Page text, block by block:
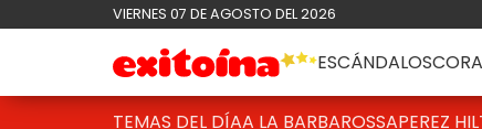
VIERNES 07 DE AGOSTO DEL 2026
ESCÁNDALOS
TEMAS DEL DÍAA LA BARBAROSSAPEREZ